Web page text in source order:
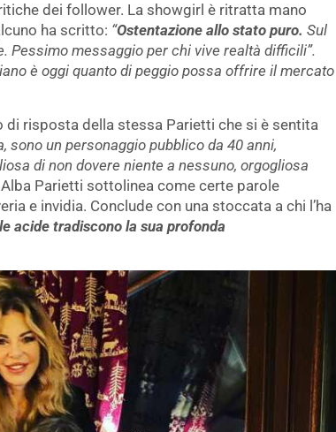
dei follower. La showgirl è ritratta mano
ha scritto: “Ostentazione allo stato puro. Sul
Pessimo messaggio per chi vive realtà difficili”.
è oggi quanto di peggio possa offrire il mercato
di risposta della stessa Parietti che si è sentita
sono un personaggio pubblico da 40 anni,
di non dovere niente a nessuno, orgogliosa
Alba Parietti sottolinea come certe parole
e invidia. Conclude con una stoccata a chi l’ha
acide tradiscono la sua profonda